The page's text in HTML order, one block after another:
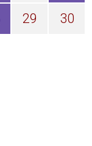
29 30